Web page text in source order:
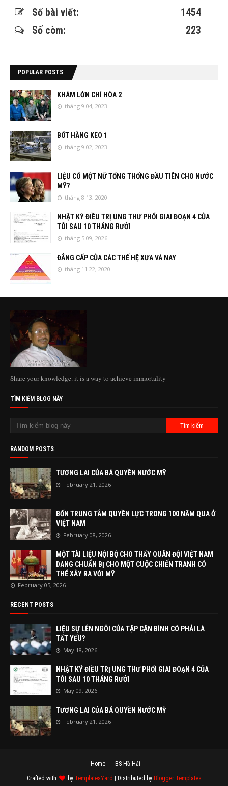
Số bài viết:
1454
Số còm:
223
POPULAR POSTS
KHÁM LỚN CHÍ HÒA 2
tháng 9 04, 2023
BÓT HÀNG KEO 1
tháng 9 02, 2023
LIỆU CÓ MỘT NỮ TỔNG THỐNG ĐẦU TIÊN CHO NƯỚC
MỸ?
tháng 8 13, 2020
NHẬT KÝ ĐIỀU TRỊ UNG THƯ PHỔI GIAI ĐOẠN 4 CỦA
TÔI SAU 10 THÁNG RƯỞI
tháng 5 09, 2026
ĐẲNG CẤP CỦA CÁC THẾ HỆ XƯA VÀ NAY
tháng 11 22, 2020
Share your knowledge. it is a way to achieve immortality
TÌM KIẾM BLOG NÀY
RANDOM POSTS
TƯƠNG LAI CỦA BÁ QUYỀN NƯỚC MỸ
February 21, 2026
BỐN TRUNG TÂM QUYỀN LỰC TRONG 100 NĂM QUA Ở
VIỆT NAM
February 08, 2026
MỘT TÀI LIỆU NỘI BỘ CHO THẤY QUÂN ĐỘI VIỆT NAM
DANG CHUẨN BỊ CHO MỘT CUỘC CHIẾN TRANH CÓ
THỂ XẢY RA VỚI MỸ
February 05, 2026
RECENT POSTS
LIỆU SỰ LÊN NGÔI CỦA TẬP CẬN BÌNH CÓ PHẢI LÀ
TẤT YẾU?
May 18, 2026
NHẬT KÝ ĐIỀU TRỊ UNG THƯ PHỔI GIAI ĐOẠN 4 CỦA
TÔI SAU 10 THÁNG RƯỞI
May 09, 2026
TƯƠNG LAI CỦA BÁ QUYỀN NƯỚC MỸ
February 21, 2026
Home BS Hồ Hải
Crafted with by TemplatesYard | Distributed by Blogger Templates